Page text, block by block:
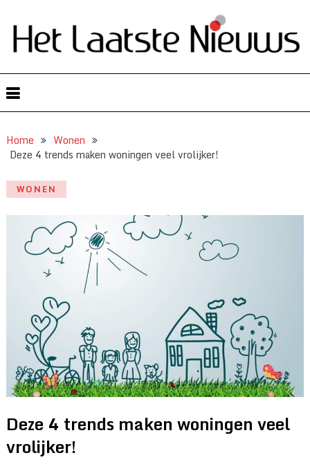
Home
Wonen
Deze 4 trends maken woningen veel vrolijker!
WONEN
Deze 4 trends maken woningen veel
vrolijker!